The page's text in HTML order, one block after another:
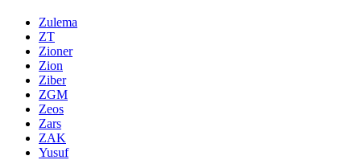
Zulema
ZT
Zioner
Zion
Ziber
ZGM
Zeos
Zars
ZAK
Yusuf